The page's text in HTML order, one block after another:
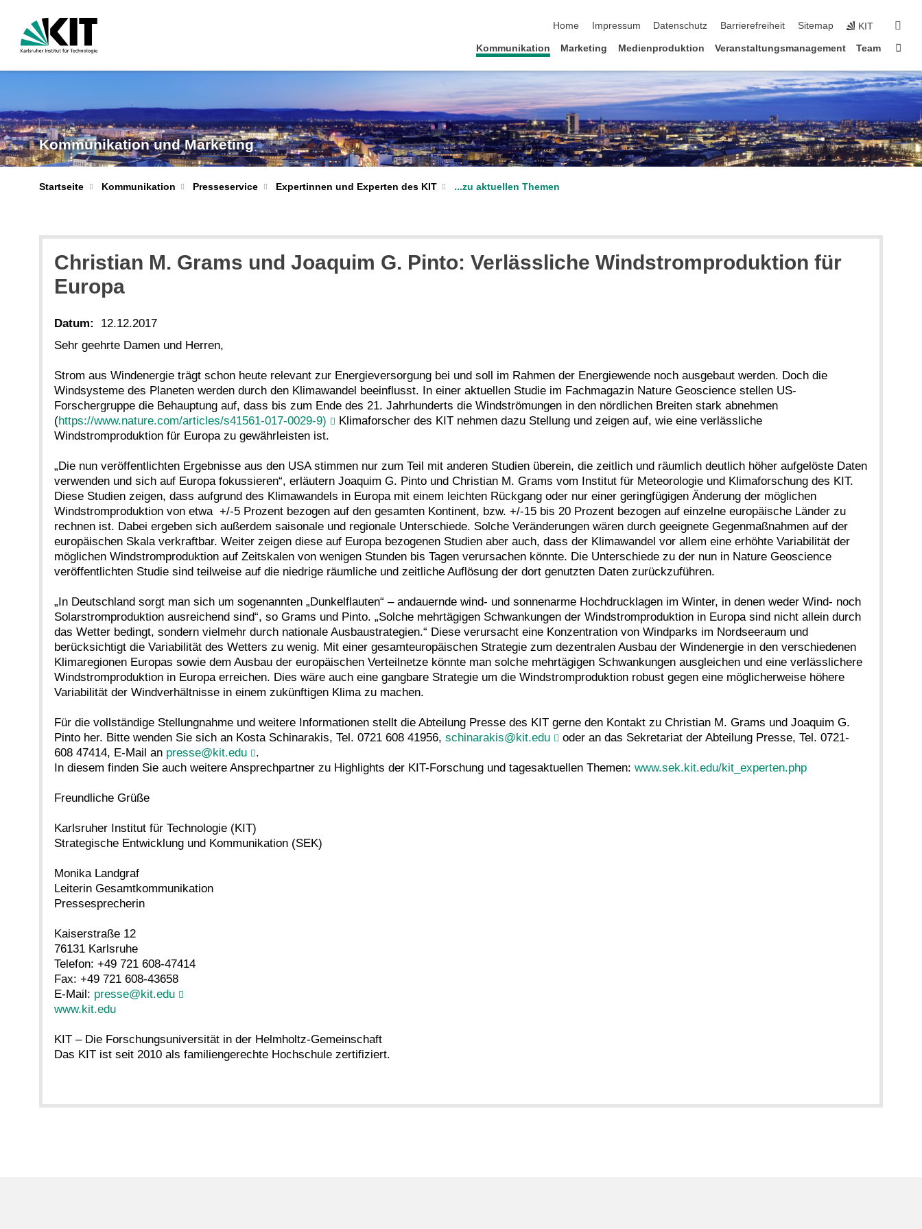
Home
Impressum Datenschutz Barrierefreiheit Sitemap KIT
Kommunikation Marketing Medienproduktion Veranstaltungsmanagement Team
Kommunikation und Marketing
Startseite Kommunikation Presseservice Expertinnen und Experten des KIT ...zu aktuellen Themen
Christian M. Grams und Joaquim G. Pinto: Verlässliche Windstromproduktion für
Europa
Datum:
12.12.2017
Sehr geehrte Damen und Herren,
Strom aus Windenergie trägt schon heute relevant zur Energieversorgung bei und soll im Rahmen der Energiewende noch ausgebaut werden. Doch die
Windsysteme des Planeten werden durch den Klimawandel beeinflusst. In einer aktuellen Studie im Fachmagazin Nature Geoscience stellen US-
Forschergruppe die Behauptung auf, dass bis zum Ende des 21. Jahrhunderts die Windströmungen in den nördlichen Breiten stark abnehmen
(https://www.nature.com/articles/s41561-017-0029-9)
Klimaforscher des KIT nehmen dazu Stellung und zeigen auf, wie eine verlässliche
Windstromproduktion für Europa zu gewährleisten ist.
„Die nun veröffentlichten Ergebnisse aus den USA stimmen nur zum Teil mit anderen Studien überein, die zeitlich und räumlich deutlich höher aufgelöste Daten
verwenden und sich auf Europa fokussieren“, erläutern Joaquim G. Pinto und Christian M. Grams vom Institut für Meteorologie und Klimaforschung des KIT.
Diese Studien zeigen, dass aufgrund des Klimawandels in Europa mit einem leichten Rückgang oder nur einer geringfügigen Änderung der möglichen
Windstromproduktion von etwa +/-5 Prozent bezogen auf den gesamten Kontinent, bzw. +/-15 bis 20 Prozent bezogen auf einzelne europäische Länder zu
rechnen ist. Dabei ergeben sich außerdem saisonale und regionale Unterschiede. Solche Veränderungen wären durch geeignete Gegenmaßnahmen auf der
europäischen Skala verkraftbar. Weiter zeigen diese auf Europa bezogenen Studien aber auch, dass der Klimawandel vor allem eine erhöhte Variabilität der
möglichen Windstromproduktion auf Zeitskalen von wenigen Stunden bis Tagen verursachen könnte. Die Unterschiede zu der nun in Nature Geoscience
veröffentlichten Studie sind teilweise auf die niedrige räumliche und zeitliche Auflösung der dort genutzten Daten zurückzuführen.
„In Deutschland sorgt man sich um sogenannten „Dunkelflauten“ – andauernde wind- und sonnenarme Hochdrucklagen im Winter, in denen weder Wind- noch
Solarstromproduktion ausreichend sind“, so Grams und Pinto. „Solche mehrtägigen Schwankungen der Windstromproduktion in Europa sind nicht allein durch
das Wetter bedingt, sondern vielmehr durch nationale Ausbaustrategien.“ Diese verursacht eine Konzentration von Windparks im Nordseeraum und
berücksichtigt die Variabilität des Wetters zu wenig. Mit einer gesamteuropäischen Strategie zum dezentralen Ausbau der Windenergie in den verschiedenen
Klimaregionen Europas sowie dem Ausbau der europäischen Verteilnetze könnte man solche mehrtägigen Schwankungen ausgleichen und eine verlässlichere
Windstromproduktion in Europa erreichen. Dies wäre auch eine gangbare Strategie um die Windstromproduktion robust gegen eine möglicherweise höhere
Variabilität der Windverhältnisse in einem zukünftigen Klima zu machen.
Für die vollständige Stellungnahme und weitere Informationen stellt die Abteilung Presse des KIT gerne den Kontakt zu Christian M. Grams und Joaquim G.
Pinto her. Bitte wenden Sie sich an Kosta Schinarakis, Tel. 0721 608 41956, schinarakis@kit.edu
oder an das Sekretariat der Abteilung Presse, Tel. 0721-
608 47414, E-Mail an presse@kit.edu
.
In diesem finden Sie auch weitere Ansprechpartner zu Highlights der KIT-Forschung und tagesaktuellen Themen: www.sek.kit.edu/kit_experten.php
Freundliche Grüße
Karlsruher Institut für Technologie (KIT)
Strategische Entwicklung und Kommunikation (SEK)
Monika Landgraf
Leiterin Gesamtkommunikation
Pressesprecherin
Kaiserstraße 12
76131 Karlsruhe
Telefon: +49 721 608-47414
Fax: +49 721 608-43658
E-Mail: presse@kit.edu
www.kit.edu
KIT – Die Forschungsuniversität in der Helmholtz-Gemeinschaft
Das KIT ist seit 2010 als familiengerechte Hochschule zertifiziert.